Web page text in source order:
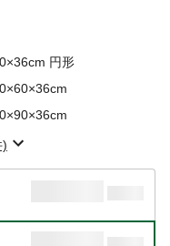
円形
)